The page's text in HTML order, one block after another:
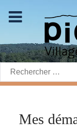
Rechercher:
Mes